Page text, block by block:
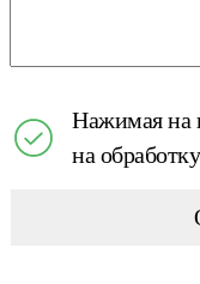
Нажимая на
на